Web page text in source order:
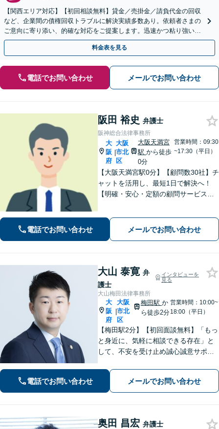
【関西エリア対応】【初回相談無料】貸金／売掛金／請負代金の回収
など、企業間の債権回収トラブルに解決実績多数あり。依頼者さまの
ご意向に寄り添い、的確な対応をご提案します。迅速かつ粘り強い交
渉で、少しでも回収できるよう尽力します【土日祝対応可】
料金表を見る
電話でお問い合わせ メールでお問い合わせ
阪田 裕史 弁護士
阪神総合法律事務所
大
阪
府
|
大阪
市北
区
大阪天満宮
駅 から徒歩
0分
営業時間：09:30
~17:30（平日）
【大阪天満宮駅0分】【顧問数30社】チ
ャットを活用し、最短1日で解決へ！
【明確・安心・定額の顧問サービス】
者さまの負担を減らし、皆さまにとっ
て最善の解決を目指します【休日・夜
電話でお問い合わせ メールでお問い合わせ
大山 泰寛 弁
護士
インタビューを
見る
大山梅田法律事務所
大
阪
府
|
大阪
市北
区
梅田駅 か
ら徒歩2分
営業時間：10:00~
18:00（平日）
【梅田駅2分】【初回面談無料】「もっ
と身近に、気軽に相談できる存在」と
して、不安を受け止め誠心誠意サポー
交通事故など、多岐にわたる案件で培
った実務経験を活かし、状況に応じた
解決策をご提案【休日・夜間相談可】
電話でお問い合わせ メールでお問い合わせ
奥田 昌宏 弁護士